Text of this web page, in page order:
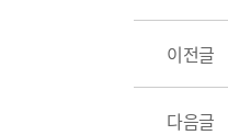
이전글
다음글